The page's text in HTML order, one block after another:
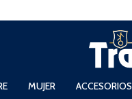
MUJER ACCESORIOS